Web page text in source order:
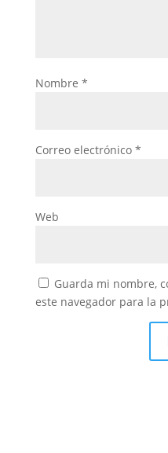
Nombre *
Correo electrónico *
Web
Guarda mi nombre,
este navegador para la